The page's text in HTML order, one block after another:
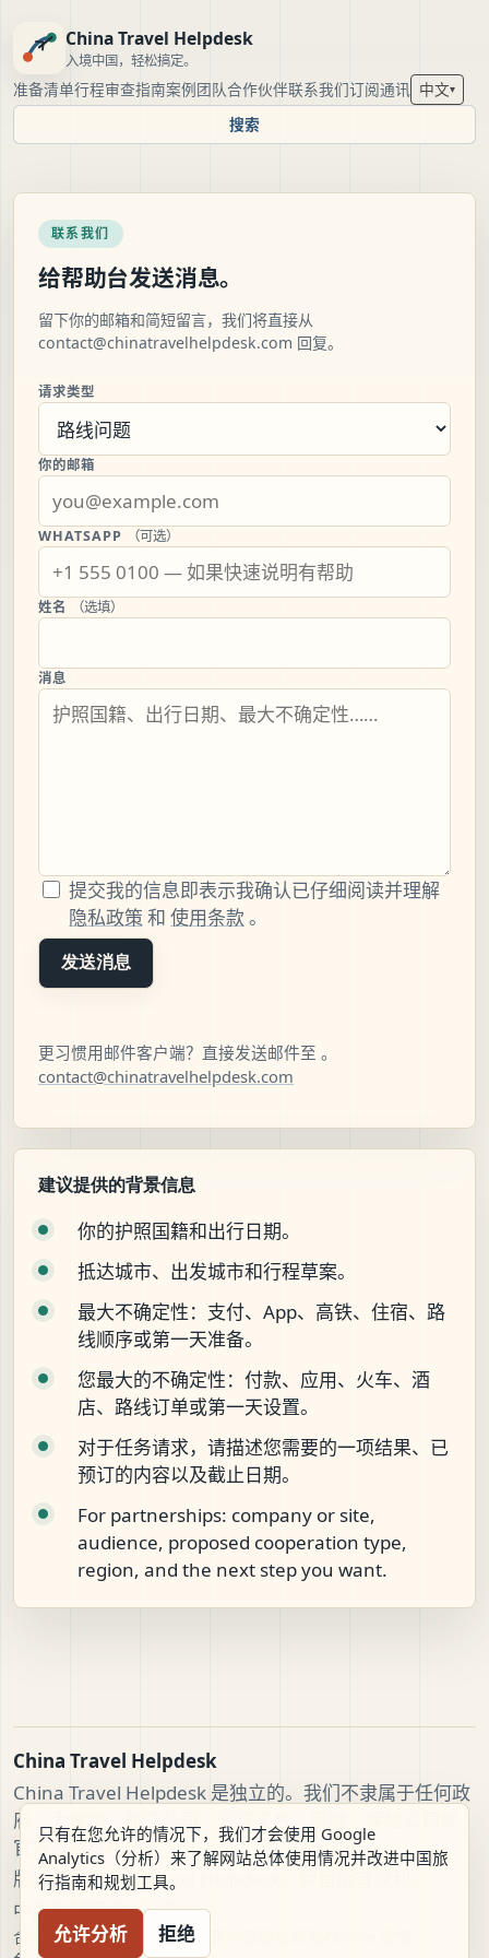
China Travel Helpdesk
入境中国，轻松搞定。
准备清单行程审查指南案例团队合作伙伴联系我们订阅通讯 中文▾
搜索
联系我们
给帮助台发送消息。
留下你的邮箱和简短留言，我们将直接从
contact@chinatravelhelpdesk.com 回复。
请求类型
你的邮箱
WHATSAPP （可选）
姓名 （选填）
消息
提交我的信息即表示我确认已仔细阅读并理解
隐私政策 和 使用条款 。
发送消息
更习惯用邮件客户端？直接发送邮件至 。
contact@chinatravelhelpdesk.com
建议提供的背景信息
你的护照国籍和出行日期。
抵达城市、出发城市和行程草案。
最大不确定性：支付、App、高铁、住宿、路
线顺序或第一天准备。
您最大的不确定性：付款、应用、火车、酒
店、路线订单或第一天设置。
对于任务请求，请描述您需要的一项结果、已
预订的内容以及截止日期。
For partnerships: company or site,
audience, proposed cooperation type,
region, and the next step you want.
China Travel Helpdesk
China Travel Helpdesk 是独立的。我们不隶属于任何政
府、大使馆、航空公司、预订平台、医院、保险公司或
官方旅游机构。
版权所有China Travel Helpdesk。保留所有权利。
中国旅游网络的一部分。
合作伙伴团队案例 信任提供商检查
只有在您允许的情况下，我们才会使用 Google
Analytics（分析）来了解网站总体使用情况并改进中国旅
行指南和规划工具。
允许分析 拒绝